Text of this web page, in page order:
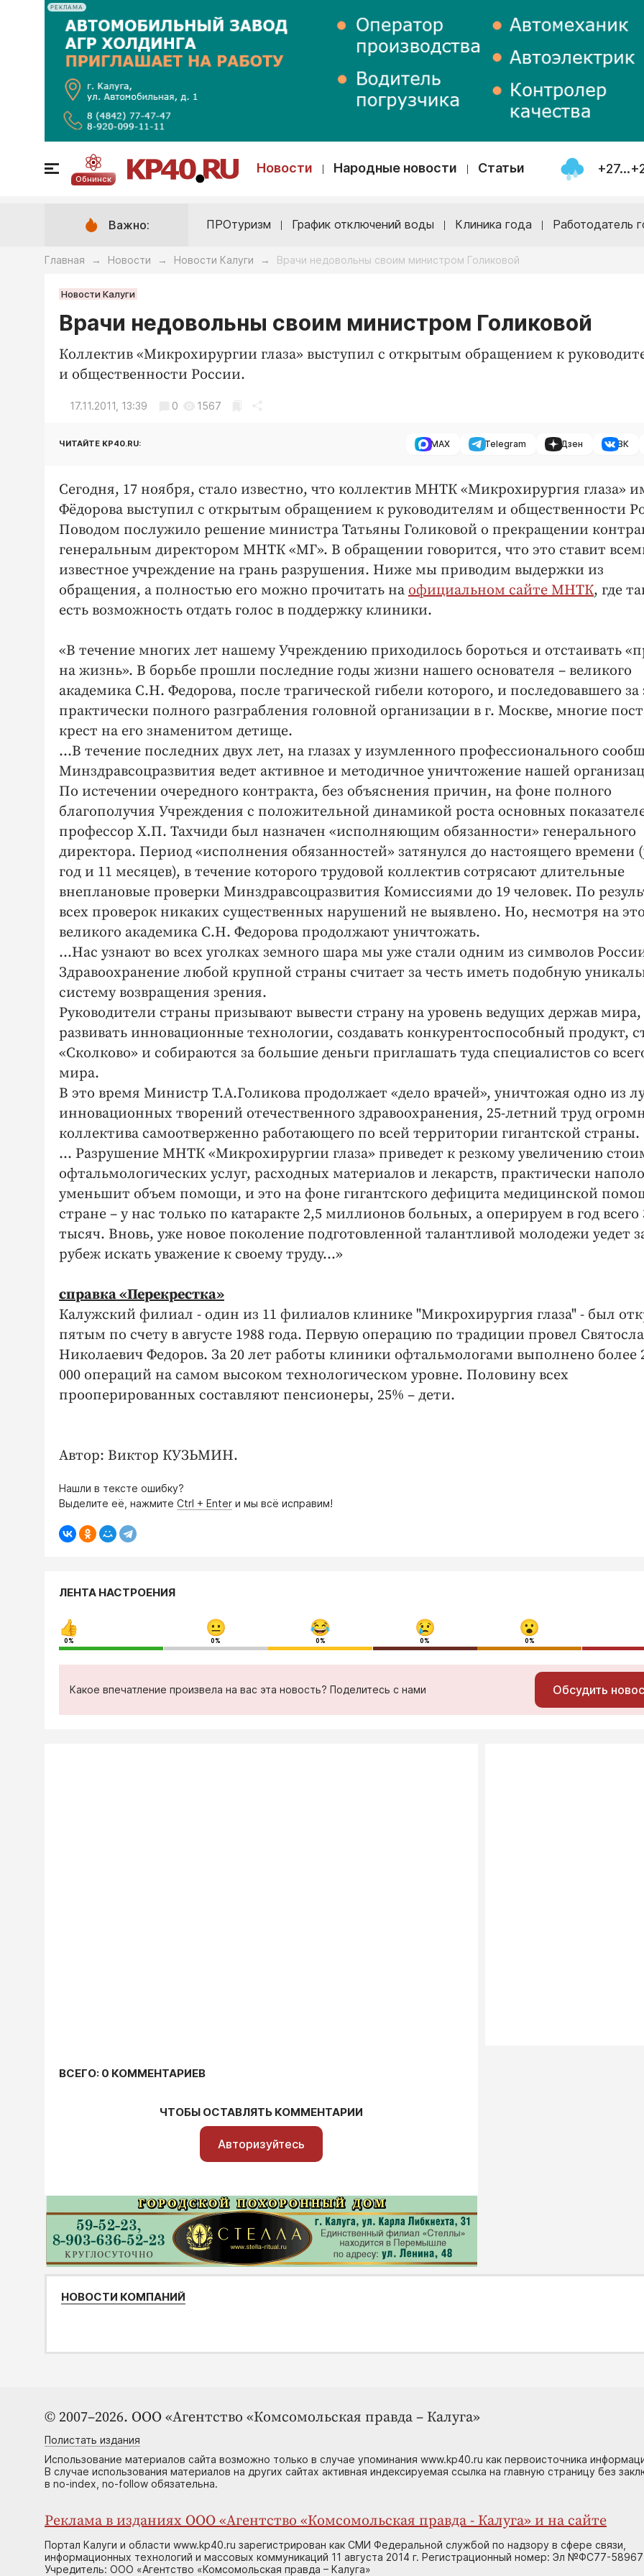
РЕКЛАМА
Обнинск
Новости Народные новости Статьи
Важно: ПРОтуризм График отключений воды Клиника года Работодатель
Главная → Новости → Новости Калуги → Врачи недовольны своим министром Голиковой
Новости Калуги
Врачи недовольны своим министром Голиковой
Коллектив «Микрохирургии глаза» выступил с открытым обращением к
и общественности России.
17.11.2011, 13:39 0 1567
ЧИТАЙТЕ KP40.RU: MAX Telegram Дзен ВК
Сегодня, 17 ноября, стало известно, что коллектив МНТК «Микрохирургия глаза»
Фёдорова выступил с открытым обращением к руководителям и общественности
Поводом послужило решение министра Татьяны Голиковой о прекращении
генеральным директором МНТК «МГ». В обращении говорится, что это ставит
известное учреждение на грань разрушения. Ниже мы приводим выдержки из
обращения, а полностью его можно прочитать на официальном сайте МНТК, где
есть возможность отдать голос в поддержку клиники.
«В течение многих лет нашему Учреждению приходилось бороться и отстаивать
на жизнь». В борьбе прошли последние годы жизни нашего основателя – великого
академика С.Н. Федорова, после трагической гибели которого, и последовавшего
практически полного разграбления головной организации в г. Москве, многие
крест на его знаменитом детище.
...В течение последних двух лет, на глазах у изумленного профессионального
Минздравсоцразвития ведет активное и методичное уничтожение нашей
По истечении очередного контракта, без объяснения причин, на фоне полного
благополучия Учреждения с положительной динамикой роста основных
профессор Х.П. Тахчиди был назначен «исполняющим обязанности» генерального
директора. Период «исполнения обязанностей» затянулся до настоящего времени
год и 11 месяцев), в течение которого трудовой коллектив сотрясают длительные
внеплановые проверки Минздравсоцразвития Комиссиями до 19 человек. По
всех проверок никаких существенных нарушений не выявлено. Но, несмотря на
великого академика С.Н. Федорова продолжают уничтожать.
...Нас узнают во всех уголках земного шара мы уже стали одним из символов
Здравоохранение любой крупной страны считает за честь иметь подобную
систему возвращения зрения.
Руководители страны призывают вывести страну на уровень ведущих держав мира,
развивать инновационные технологии, создавать конкурентоспособный продукт,
«Сколково» и собираются за большие деньги приглашать туда специалистов со
мира.
В это время Министр Т.А.Голикова продолжает «дело врачей», уничтожая одно из
инновационных творений отечественного здравоохранения, 25-летний труд
коллектива самоотверженно работающего по всей территории гигантской страны.
... Разрушение МНТК «Микрохирургии глаза» приведет к резкому увеличению
офтальмологических услуг, расходных материалов и лекарств, практически
уменьшит объем помощи, и это на фоне гигантского дефицита медицинской
стране – у нас только по катаракте 2,5 миллионов больных, а оперируем в год всего
тысяч. Вновь, уже новое поколение подготовленной талантливой молодежи уедет
рубеж искать уважение к своему труду...»
справка «Перекрестка»
Калужский филиал - один из 11 филиалов клинике "Микрохирургия глаза" - был
пятым по счету в августе 1988 года. Первую операцию по традиции провел
Николаевич Федоров. За 20 лет работы клиники офтальмологами выполнено более
000 операций на самом высоком технологическом уровне. Половину всех
прооперированных составляют пенсионеры, 25% – дети.
Автор: Виктор КУЗЬМИН.
Нашли в тексте ошибку?
Выделите её, нажмите Ctrl + Enter и мы всё исправим!
ЛЕНТА НАСТРОЕНИЯ
0% 0% 0% 0% 0%
Какое впечатление произвела на вас эта новость? Поделитесь с нами Обсудить
ВСЕГО: 0 КОММЕНТАРИЕВ
ЧТОБЫ ОСТАВЛЯТЬ КОММЕНТАРИИ
Авторизуйтесь
НОВОСТИ КОМПАНИЙ
© 2007–2026. ООО «Агентство «Комсомольская правда – Калуга»
Полистать издания
Использование материалов сайта возможно только в случае упоминания www.kp40.ru как первоисточника
В случае использования материалов на других сайтах активная индексируемая ссылка на главную страницу без
в no-index, no-follow обязательна.
Реклама в изданиях ООО «Агентство «Комсомольская правда - Калуга» и на сайте
Портал Калуги и области www.kp40.ru зарегистрирован как СМИ Федеральной службой по надзору в сфере связи,
информационных технологий и массовых коммуникаций 11 августа 2014 г. Регистрационный номер: Эл №ФС77-58967
Учредитель: ООО «Агентство «Комсомольская правда – Калуга»